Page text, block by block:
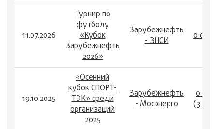
11.07.2026
Турнир по
футболу
«Кубок
Зарубежнефть
2026»
Зарубежнефть
- ЗНСИ
0:0
19.10.2025
«Осенний
кубок СПОРТ-
ТЭК» среди
организаций
2025
Зарубежнефть
- Мосэнерго
0:0
(3:2)